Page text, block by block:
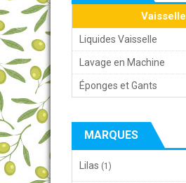
Vaisselle
Liquides Vaisselle
Lavage en Machine
Éponges et Gants
MARQUES
Lilas (1)